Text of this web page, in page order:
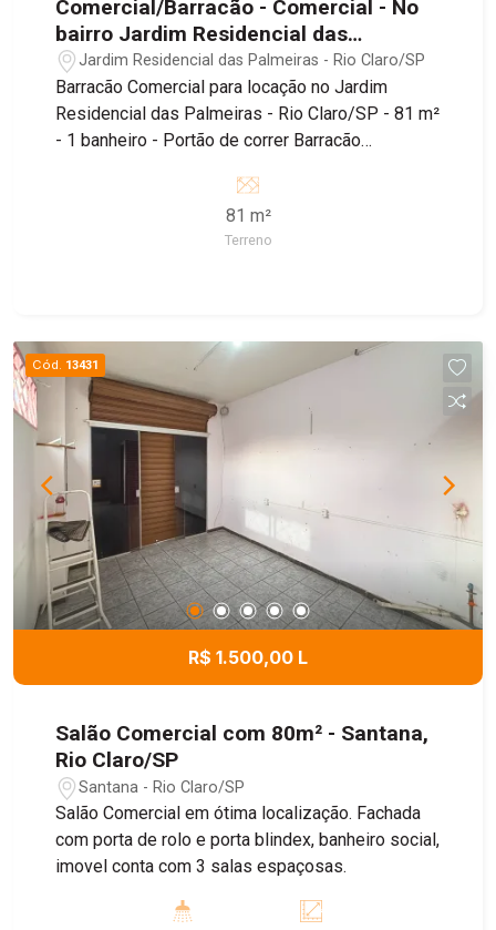
Comercial/Barracão - Comercial - No
bairro Jardim Residencial das
Palmeiras
Jardim Residencial das Palmeiras - Rio Claro/SP
Barracão Comercial para locação no Jardim
Residencial das Palmeiras - Rio Claro/SP - 81 m²
- 1 banheiro - Portão de correr Barracão
Palmeiras, sendo próximo ao Supermercado
Tropical, Padaria Estrela de Ouro e Farmácia
Droga Raia, além de fácil acesso à Estrada dos
81 m²
Terreno
Cód. 13431
R$ 1.500,00 L
Salão Comercial com 80m² - Santana,
Rio Claro/SP
Santana - Rio Claro/SP
Salão Comercial em ótima localização. Fachada
com porta de rolo e porta blindex, banheiro social,
imovel conta com 3 salas espaçosas.